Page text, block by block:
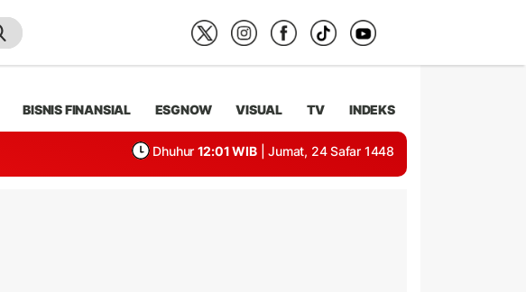
BISNIS FINANSIAL ESGNOW VISUAL TV INDEKS
Dhuhur 12:01 WIB | Jumat, 24 Safar 1448